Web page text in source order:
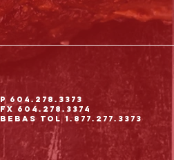
P 604.278.3373
Fx 604.278.3374
Bebas Tol 1.877.277.3373